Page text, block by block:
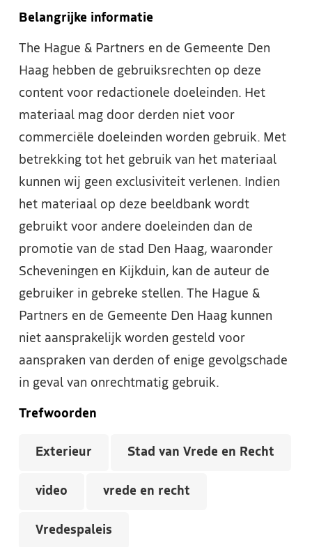
Belangrijke informatie
The Hague & Partners en de Gemeente Den
Haag hebben de gebruiksrechten op deze
content voor redactionele doeleinden. Het
materiaal mag door derden niet voor
commerciële doeleinden worden gebruik. Met
betrekking tot het gebruik van het materiaal
kunnen wij geen exclusiviteit verlenen. Indien
het materiaal op deze beeldbank wordt
gebruikt voor andere doeleinden dan de
promotie van de stad Den Haag, waaronder
Scheveningen en Kijkduin, kan de auteur de
gebruiker in gebreke stellen. The Hague &
Partners en de Gemeente Den Haag kunnen
niet aansprakelijk worden gesteld voor
aanspraken van derden of enige gevolgschade
in geval van onrechtmatig gebruik.
Trefwoorden
Exterieur Stad van Vrede en Recht
video vrede en recht
Vredespaleis